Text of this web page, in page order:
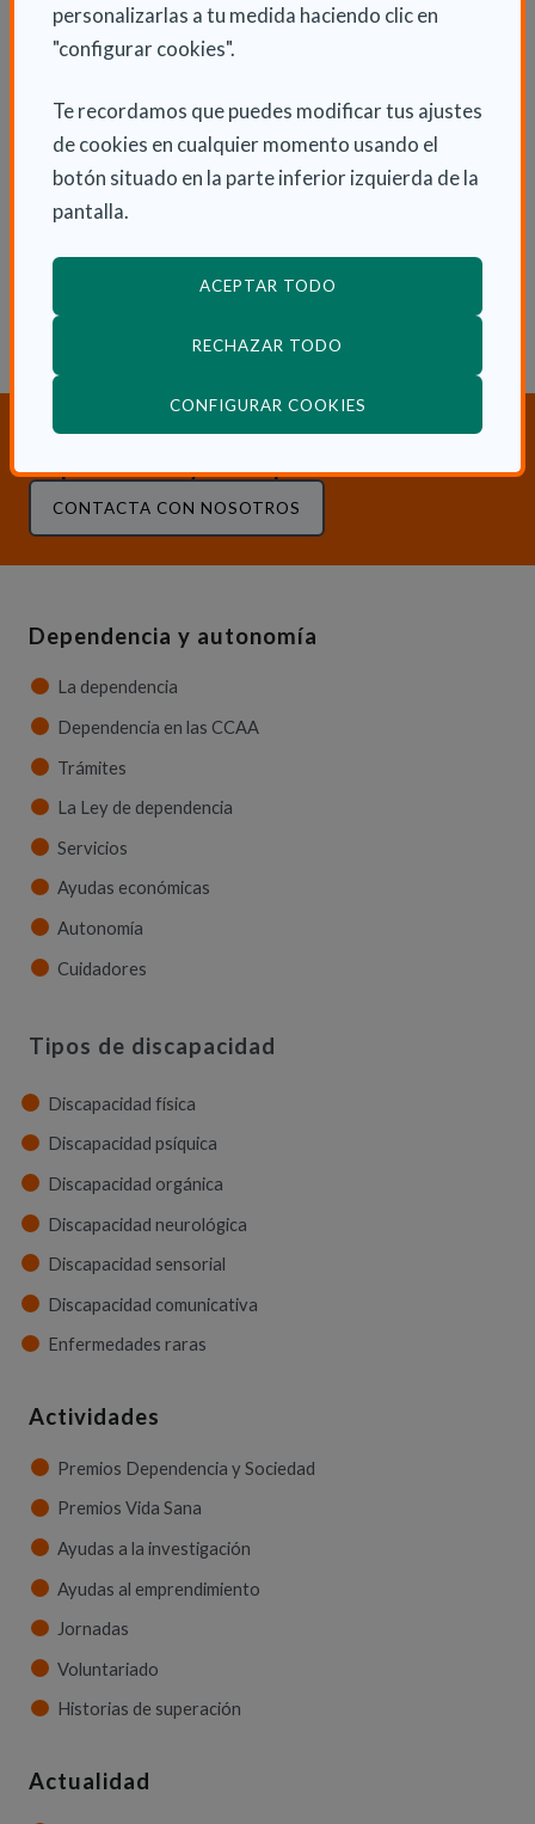
personalizarlas a tu medida haciendo clic en
"configurar cookies".
Te recordamos que puedes modificar tus ajustes
de cookies en cualquier momento usando el
botón situado en la parte inferior izquierda de la
pantalla.
ACEPTAR TODO
RECHAZAR TODO
CONFIGURAR COOKIES
en información clave para tomar decisiones
inteligentes.
INFORMACIÓN ADICIONAL
Lun 25 Julio 2016
Actualidad
¿Necesitas orientación sobre
Dependencia y Discapacidad?
CONTACTA CON NOSOTROS
Dependencia y autonomía
La dependencia
Dependencia en las CCAA
Trámites
La Ley de dependencia
Servicios
Ayudas económicas
Autonomía
Cuidadores
Tipos de discapacidad
Discapacidad física
Discapacidad psíquica
Discapacidad orgánica
Discapacidad neurológica
Discapacidad sensorial
Discapacidad comunicativa
Enfermedades raras
Actividades
Premios Dependencia y Sociedad
Premios Vida Sana
Ayudas a la investigación
Ayudas al emprendimiento
Jornadas
Voluntariado
Historias de superación
Actualidad